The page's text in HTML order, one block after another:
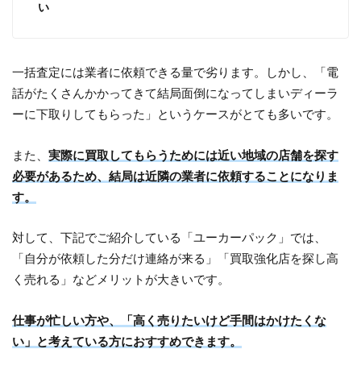
い
一括査定には業者に依頼できる量で劣ります。しかし、「電
話がたくさんかかってきて結局面倒になってしまいディーラ
ーに下取りしてもらった」というケースがとても多いです。
また、実際に買取してもらうためには近い地域の店舗を探す
必要があるため、結局は近隣の業者に依頼することになりま
す。
対して、下記でご紹介している「ユーカーパック」では、
「自分が依頼した分だけ連絡が来る」「買取強化店を探し高
く売れる」などメリットが大きいです。
仕事が忙しい方や、「高く売りたいけど手間はかけたくな
い」と考えている方におすすめできます。